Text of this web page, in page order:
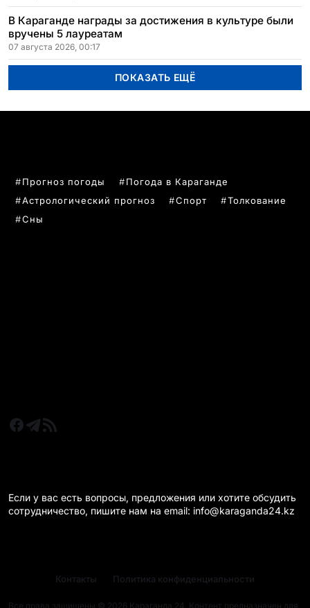
В Караганде награды за достижения в культуре были
вручены 5 лауреатам
07 августа 2026, 00:17
ПОКАЗАТЬ ЕЩЁ
Прогноз погоды
Погода в Караганде
Астрологический прогноз
Спорт
Толкование
Сны
Если у вас есть вопросы, предложения или хотите обсудить
сотрудничество, пишите нам на email: info@karaganda24.kz
Все права защищены © 2026 Караганда 24. Контент предназначен для
Контакты Политика конфиденциальности